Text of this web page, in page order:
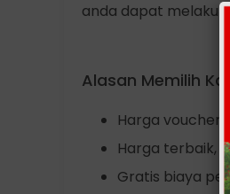
anda dapat
Alasan Memilih
Harga voucher
Harga terbaik,
Gratis biaya